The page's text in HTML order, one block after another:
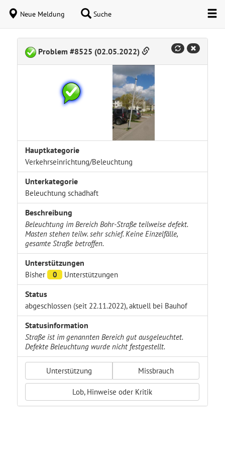
Neue Meldung Suche
Problem #8525 (02.05.2022)
Hauptkategorie
Verkehrseinrichtung/Beleuchtung
Unterkategorie
Beleuchtung schadhaft
Beschreibung
Beleuchtung im Bereich Bohr-Straße teilweise defekt.
Masten stehen teilw. sehr schief. Keine Einzelfälle,
gesamte Straße betroffen.
Unterstützungen
Bisher 0 Unterstützungen
Status
abgeschlossen (seit 22.11.2022), aktuell bei Bauhof
Statusinformation
Straße ist im genannten Bereich gut ausgeleuchtet.
Defekte Beleuchtung wurde nicht festgestellt.
Unterstützung Missbrauch
Lob, Hinweise oder Kritik